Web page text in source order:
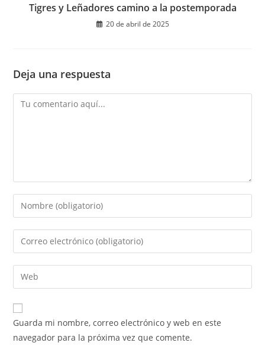
Tigres y Leñadores camino a la postemporada
20 de abril de 2025
Deja una respuesta
Comentario
Introduce
tu
nombre
de
usuario
para
comentar
Introduce
tu
dirección
de
electrónico
para
comentar
Introduce
la
URL
de
Guarda mi nombre, correo electrónico y web en este
navegador para la próxima vez que comente.